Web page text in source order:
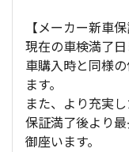
【メーカー新車保
現在の車検満了
車購入時と同様
ます。
また、より充実
保証満了後より
御座います。